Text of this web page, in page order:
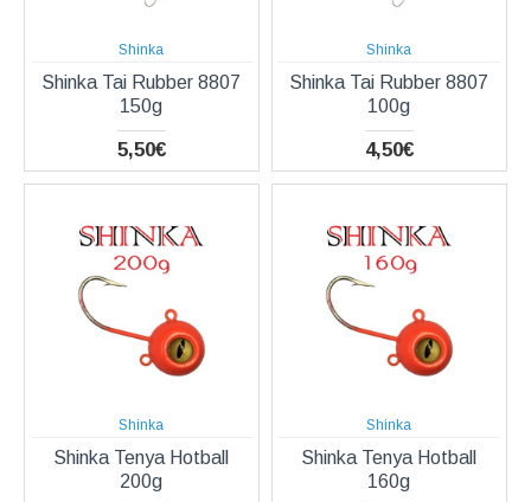
Shinka
Shinka Tai Rubber 8807
150g
5,50€
Shinka
Shinka Tai Rubber 8807
100g
4,50€
Shinka
Shinka Tenya Hotball
200g
Shinka
Shinka Tenya Hotball
160g